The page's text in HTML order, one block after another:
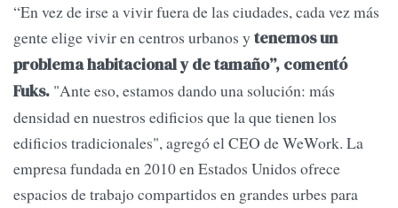
“En vez de irse a vivir fuera de las ciudades, cada vez más
gente elige vivir en centros urbanos y tenemos un
problema habitacional y de tamaño”, comentó
Fuks. "Ante eso, estamos dando una solución: más
densidad en nuestros edificios que la que tienen los
edificios tradicionales", agregó el CEO de WeWork. La
empresa fundada en 2010 en Estados Unidos ofrece
espacios de trabajo compartidos en grandes urbes para